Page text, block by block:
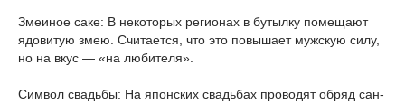
Змеиное саке: В некоторых регионах в бутылку помещают
ядовитую змею. Считается, что это повышает мужскую силу,
но на вкус — «на любителя».
Символ свадьбы: На японских свадьбах проводят обряд сан-